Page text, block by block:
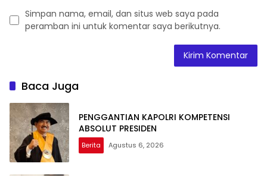
Simpan nama, email, dan situs web saya pada
peramban ini untuk komentar saya berikutnya.
Baca Juga
PENGGANTIAN KAPOLRI KOMPETENSI
ABSOLUT PRESIDEN
Berita Agustus 6, 2026